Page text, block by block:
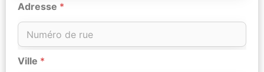
Adresse *
Ville *